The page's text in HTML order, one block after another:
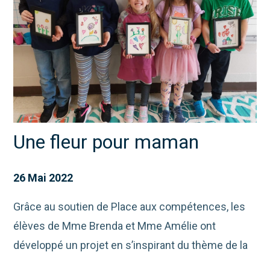
Une fleur pour maman
26 Mai 2022
Grâce au soutien de Place aux compétences, les
élèves de Mme Brenda et Mme Amélie ont
développé un projet en s’inspirant du thème de la